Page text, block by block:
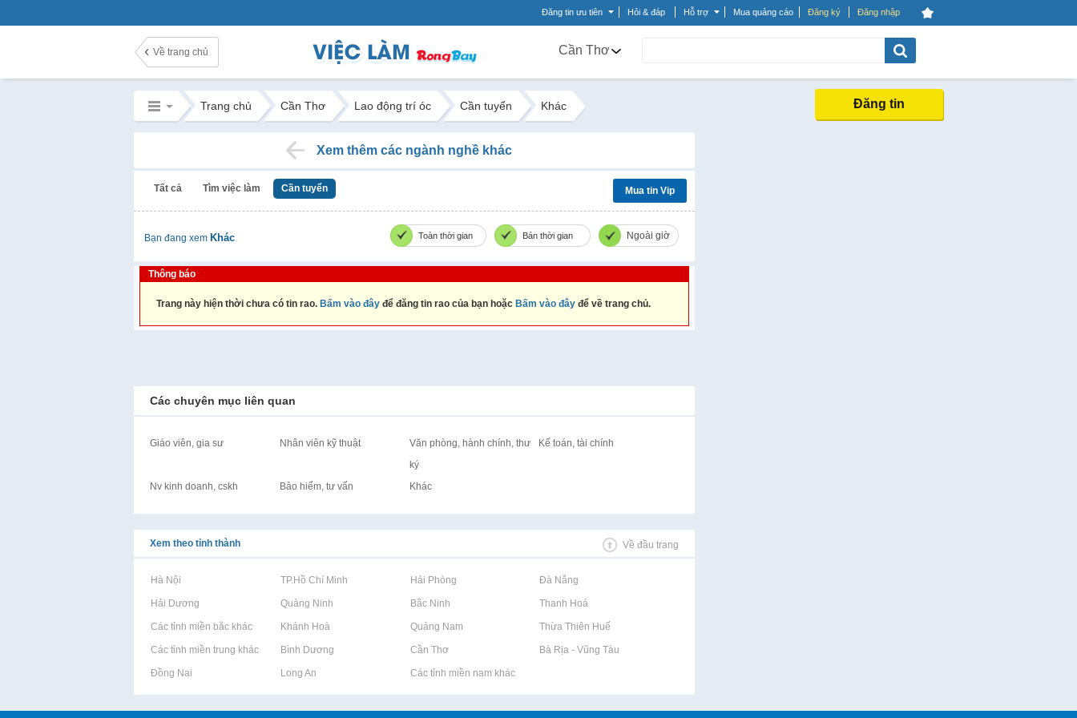
Đăng tin ưu tiên Hỏi & đáp Hỗ trợ Mua quảng cáo Đăng ký Đăng nhập
Về trang chủ Cần Thơ
Trang chủ Cần Thơ Lao động trí óc Cần tuyển Khác Đăng tin
Xem thêm các ngành nghề khác
Tất cả Tìm việc làm Cần tuyển Mua tin Vip
Bạn đang xem Khác Toàn thời gian Bán thời gian Ngoài giờ
Thông báo
Trang này hiện thời chưa có tin rao. Bấm vào đây để đăng tin rao của bạn hoặc Bấm vào đây để về trang chủ.
Các chuyên mục liên quan
Giáo viên, gia sư Nhân viên kỹ thuật
Văn phòng, hành chính, thư
ký
Kế toán, tài chính
Nv kinh doanh, cskh Bảo hiểm, tư vấn Khác
Xem theo tỉnh thành Về đầu trang
Rao vặt tại Hà Nội Rao vặt tại TP.Hồ Chí Minh Rao vặt tại Hải Phòng Rao vặt tại Đà Nẵng
Rao vặt tại Hải Dương Rao vặt tại Quảng Ninh Rao vặt tại Bắc Ninh Rao vặt tại Thanh Hoá
Rao vặt tại Các tỉnh miền bắc khácRao vặt tại Khánh Hoà Rao vặt tại Quảng Nam Rao vặt tại Thừa Thiên Huế
Rao vặt tại Các tỉnh miền trung khácRao vặt tại Bình Dương Rao vặt tại Cần Thơ Rao vặt tại Bà Rịa - Vũng Tàu
Rao vặt tại Đồng Nai Rao vặt tại Long An Rao vặt tại Các tỉnh miền nam khác